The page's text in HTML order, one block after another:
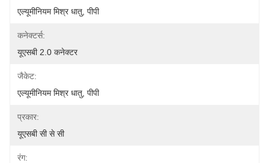
एल्यूमीनियम मिश्र धातु, पीपी
कनेक्टर्स:
यूएसबी 2.0 कनेक्टर
जैकेट:
एल्यूमीनियम मिश्र धातु, पीपी
प्रकार:
यूएसबी सी से सी
रंग: